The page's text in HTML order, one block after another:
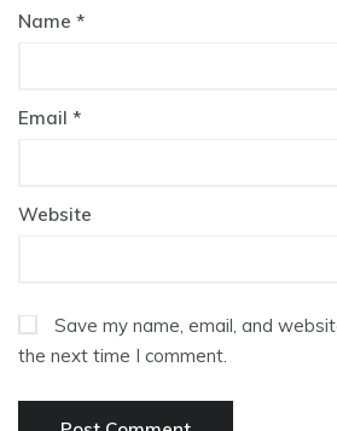
Name *
Email *
Website
Save my name, email, and
the next time I comment.